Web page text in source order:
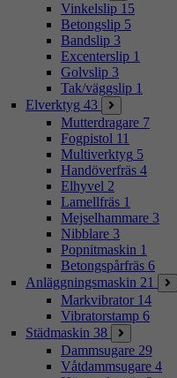
Vinkelslip 15
Betongslip 5
Bandslip 3
Excenterslip 1
Golvslip 3
Tak/väggslip 1
Elverktyg 43
Mutterdragare 7
Fogpistol 11
Multiverktyg 5
Handöverfräs 4
Elhyvel 2
Lamellfräs 1
Mejselhammare 3
Nibblare 3
Popnitmaskin 1
Betongspårfräs 6
Anläggningsmaskin 21
Markvibrator 14
Vibratorstamp 6
Städmaskin 38
Dammsugare 29
Våtdammsugare 4